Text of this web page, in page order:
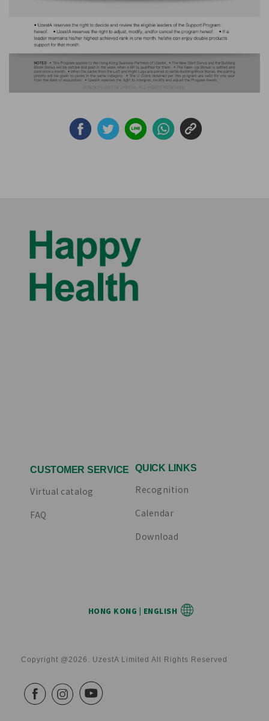
CUSTOMER SERVICE
Virtual catalog
FAQ
QUICK LINKS
Recognition
Calendar
Download
HONG KONG | ENGLISH
Copyright @2026. UzestA Limited All Rights Reserved